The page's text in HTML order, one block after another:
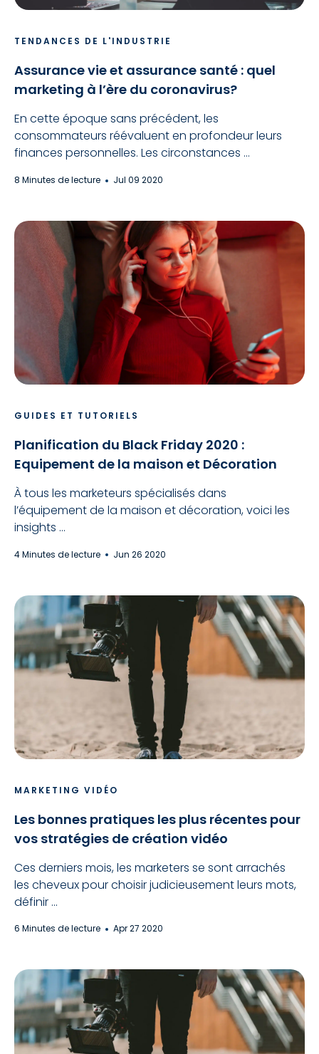
TENDANCES DE L'INDUSTRIE
Assurance vie et assurance santé : quel
marketing à l’ère du coronavirus?
En cette époque sans précédent, les
consommateurs réévaluent en profondeur leurs
finances personnelles. Les circonstances ...
8 Minutes de lecture Jul 09 2020
GUIDES ET TUTORIELS
Planification du Black Friday 2020 :
Equipement de la maison et Décoration
À tous les marketeurs spécialisés dans
l’équipement de la maison et décoration, voici les
insights ...
4 Minutes de lecture Jun 26 2020
MARKETING VIDÉO
Les bonnes pratiques les plus récentes pour
vos stratégies de création vidéo
Ces derniers mois, les marketers se sont arrachés
les cheveux pour choisir judicieusement leurs mots,
définir ...
6 Minutes de lecture Apr 27 2020